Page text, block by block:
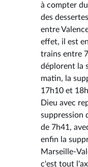
à compter
des
entre
effet, il est
trains entre
déplorent la
matin, la
17h10 et
Dieu avec
suppression
de 7h41,
enfin la
Marseille-
c'est tout